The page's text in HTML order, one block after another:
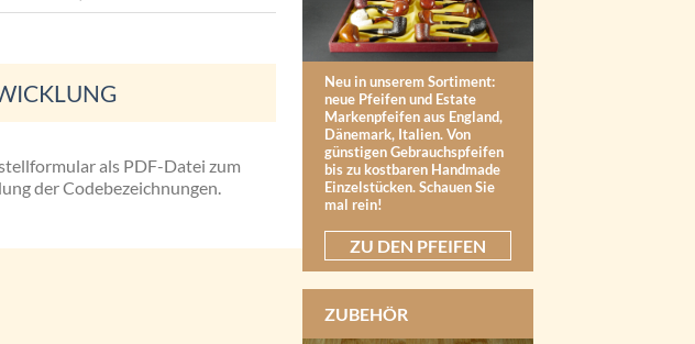
als PDF-Datei zum
der Codebezeichnungen.
Neu in unserem Sortiment:
neue Pfeifen und Estate
Markenpfeifen aus England,
Dänemark, Italien. Von
günstigen Gebrauchspfeifen
bis zu kostbaren Handmade
Einzelstücken. Schauen Sie
mal rein!
ZU DEN PFEIFEN
ZUBEHÖR